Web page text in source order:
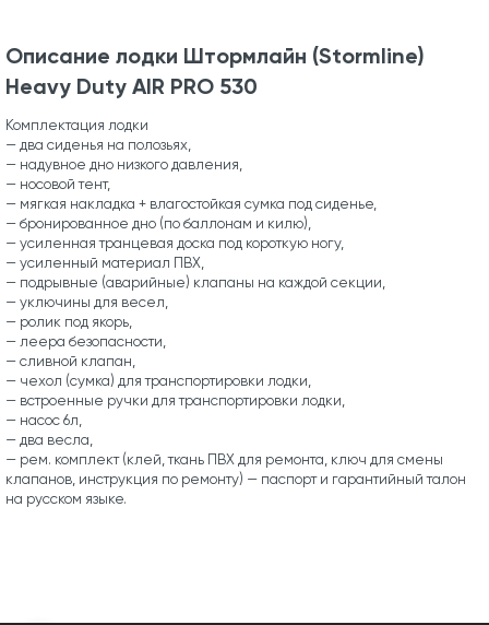
Описание лодки Штормлайн (Stormline)
Heavy Duty AIR PRO 530
Комплектация лодки
— два сиденья на полозьях,
— надувное дно низкого давления,
— носовой тент,
— мягкая накладка + влагостойкая сумка под сиденье,
— бронированное дно (по баллонам и килю),
— усиленная транцевая доска под короткую ногу,
— усиленный материал ПВХ,
— подрывные (аварийные) клапаны на каждой секции,
— уключины для весел,
— ролик под якорь,
— леера безопасности,
— сливной клапан,
— чехол (сумка) для транспортировки лодки,
— встроенные ручки для транспортировки лодки,
— насос 6л,
— два весла,
— рем. комплект (клей, ткань ПВХ для ремонта, ключ для смены
клапанов, инструкция по ремонту) — паспорт и гарантийный талон
на русском языке.